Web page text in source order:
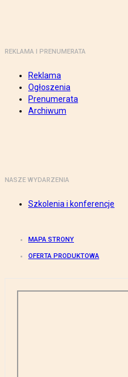
REKLAMA I PRENUMERATA
Reklama
Ogłoszenia
Prenumerata
Archiwum
NASZE WYDARZENIA
Szkolenia i konferencje
MAPA STRONY
OFERTA PRODUKTOWA